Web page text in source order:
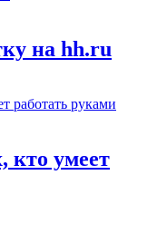
на hh.ru
кто умеет